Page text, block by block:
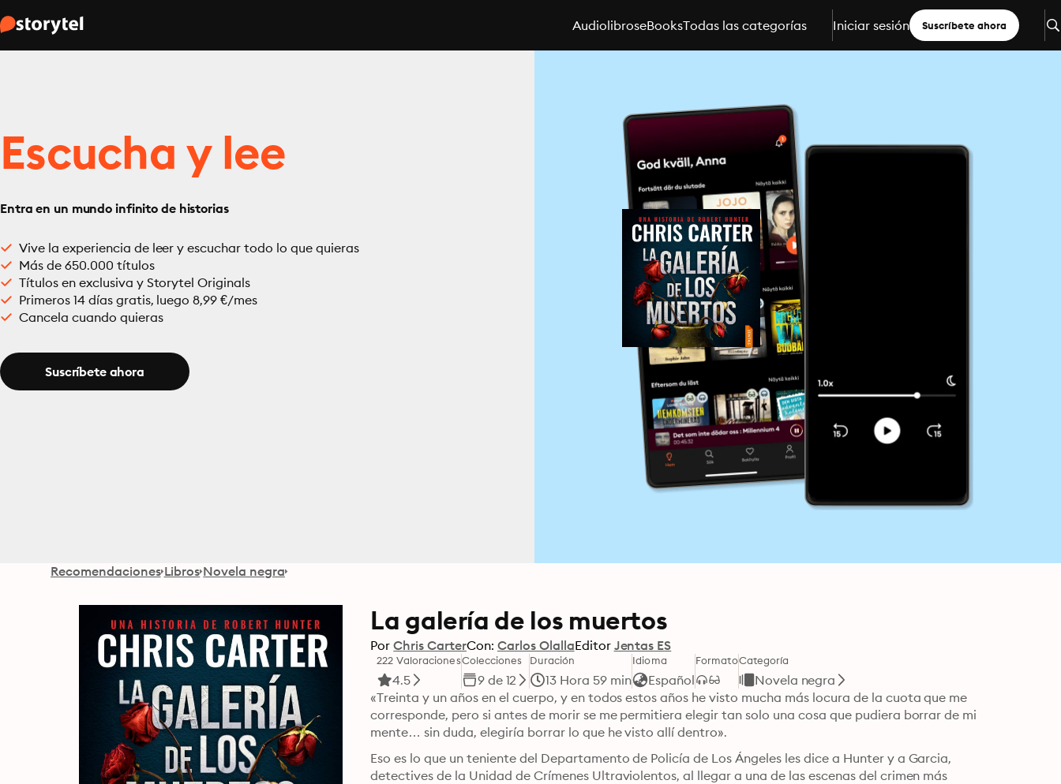
AudiolibroseBooksTodas las categorías Iniciar sesión Suscríbete ahora
Escucha y lee
Entra en un mundo infinito de historias
Vive la experiencia de leer y escuchar todo lo que quieras
Más de 650.000 títulos
Títulos en exclusiva y Storytel Originals
Primeros 14 días gratis, luego 8,99 €/mes
Cancela cuando quieras
Suscríbete ahora
Recomendaciones Libros Novela negra
La galería de los muertos
Por Chris CarterCon: Carlos OlallaEditor Jentas ES
222 Valoraciones
4.5
Colecciones
9 de 12
Duración
13 Hora 59 min
Idioma
Español
FormatoCategoría
Novela negra
«Treinta y un años en el cuerpo, y en todos estos años he visto mucha más locura de la cuota que me
corresponde, pero si antes de morir se me permitiera elegir tan solo una cosa que pudiera borrar de mi
mente… sin duda, elegiría borrar lo que he visto allí dentro».
Eso es lo que un teniente del Departamento de Policía de Los Ángeles les dice a Hunter y a Garcia,
detectives de la Unidad de Crímenes Ultraviolentos, al llegar a una de las escenas del crimen más